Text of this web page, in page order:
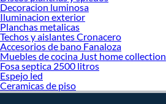
Decoracion luminosa
Iluminacion exterior
Planchas metalicas
Techos y aislantes Cronacero
Accesorios de bano Fanaloza
Muebles de cocina Just home collection
Fosa septica 2500 litros
Espejo led
Ceramicas de piso